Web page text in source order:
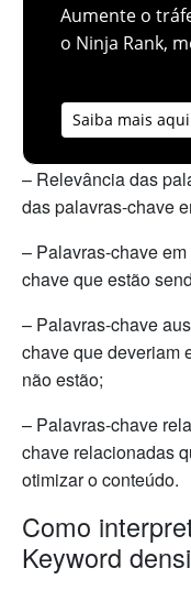
Aumente o
o Ninja Rank,
Saiba mais aqui
– Relevância das
das palavras-chave
– Palavras-chave
chave que estão
– Palavras-chave
chave que deveriam
não estão;
– Palavras-chave
chave relacionadas
otimizar o conteúdo.
Como
Keyword